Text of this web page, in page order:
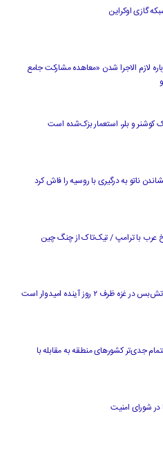
گازی اوکراین
لازم‌ الاجرا شدن «معاهده مشارکت جامع
کوشنر و بلر، استعمار بزک‌شده است
ناتو به درگیری با روسیه را فاش کرد
شیخ عرب با ترامپ / تیک‌تاک از چنگ چین
۲ روز آینده امیدوار است
جدی‌تر کشورهای منطقه به مقابله با
در شورای امنیت